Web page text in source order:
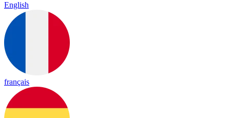
English
français